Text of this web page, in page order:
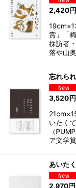
2,420円
賞」「
採訪者
落や山
忘れら
3,520円
いたく
（
ア文学
あいた
2,970円